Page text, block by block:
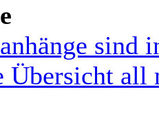
sind
Übersicht all